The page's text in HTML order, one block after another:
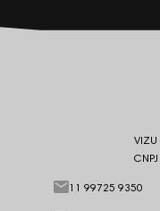
VIZU
11 99725 9350